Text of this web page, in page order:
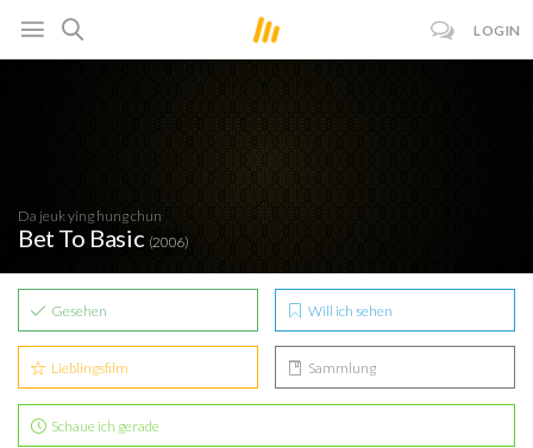
LOGIN
Da jeuk ying hung chun
Bet To Basic (2006)
Gesehen Will ich sehen
Lieblingsfilm Sammlung
Schaue ich gerade